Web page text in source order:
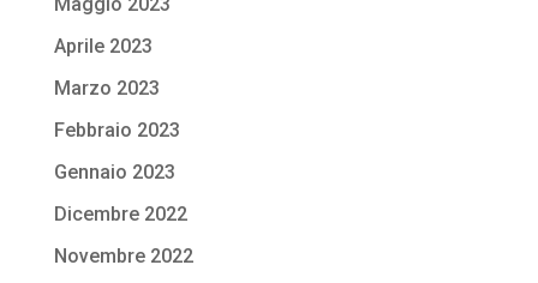
Maggio 2023
Aprile 2023
Marzo 2023
Febbraio 2023
Gennaio 2023
Dicembre 2022
Novembre 2022